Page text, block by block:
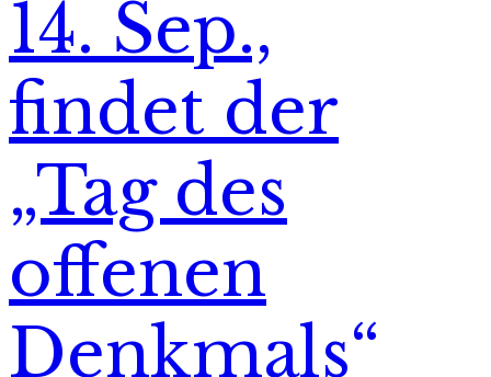
14. Sep.,
findet der
„Tag des
offenen
Denkmals“